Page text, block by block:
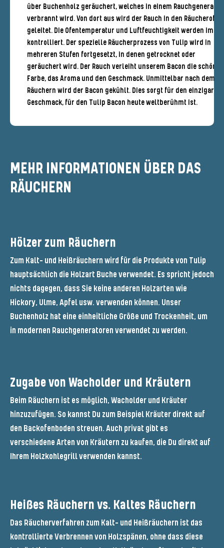
über Buchenholz geräuchert, welches in einem Rauchgenerator
verbrannt wird. Von dort aus wird der Rauch in den Räucherofen
geleitet. Die Ofentemperatur und Luftfeuchtigkeit werden im
kontrolliert. Der spezielle Räucherprozess von Tulip wird in
mehreren Stufen fortgesetzt, in denen getrocknet oder
geräuchert wird. Der Rauch verleiht unserem Bacon die schöne
Farbe, das Aroma und den Geschmack. Unmittelbar nach dem
Räuchern wird der Bacon gekühlt. Dies sorgt für den
Geschmack, für den Tulip Bacon heute weltberühmt ist.
MEHR INFORMATIONEN ÜBER DAS
RÄUCHERN
Hölzer zum Räuchern
Zum Kalt- und Heißräuchern wird für die Produkte von Tulip
hauptsächlich die Holzart Buche verwendet. Es spricht jedoch
nichts dagegen, dass Sie keine anderen Holzarten wie
Hickory, Ulme, Apfel usw. verwenden können. Unser
Buchenholz hat eine einheitliche Größe und Trockenheit, um
in modernen Rauchgeneratoren verwendet zu werden.
Zugabe von Wacholder und Kräutern
Beim Räuchern ist es möglich, Wacholder und Kräuter
hinzuzufügen. So kannst Du zum Beispiel Kräuter direkt auf
den Backofenboden streuen. Auch privat gibt es
verschiedene Arten von Kräutern zu kaufen, die Du direkt auf
Ihrem Holzkohlegrill verwenden kannst.
Heißes Räuchern vs. Kaltes Räuchern
Das Räucherverfahren zum Kalt- und Heißräuchern ist das
kontrollierte Verbrennen von Holzspänen, ohne dass diese